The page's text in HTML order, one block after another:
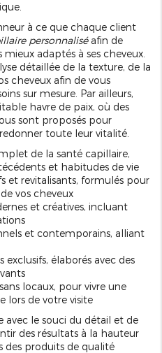
à ce que chaque client
personnaliséafin de
adaptés à ses cheveux.
détaillée de la texture, de la
cheveux afin de vous
sur mesure. Par ailleurs,
havre de paix, où des
sont proposés pour
toute leur vitalité.
de la santé capillaire,
et habitudes de vie
et revitalisants, formulés pour
vos cheveux
et créatives, incluant
et contemporains, alliant
élaborés avec des
locaux, pour vivre une
lors de votre visite
avec le souci du détail et de
des résultats à la hauteur
des produits de qualité